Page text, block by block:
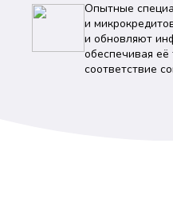
Опытные
и
и обновляют
обеспечивая её
соответствие